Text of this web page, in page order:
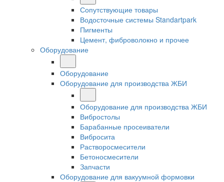
Сопутствующие товары
Водосточные системы Standartpark
Пигменты
Цемент, фиброволокно и прочее
Оборудование
Оборудование
Оборудование для производства ЖБИ
Оборудование для производства ЖБИ
Вибростолы
Барабанные просеиватели
Вибросита
Растворосмесители
Бетоносмесители
Запчасти
Оборудование для вакуумной формовки